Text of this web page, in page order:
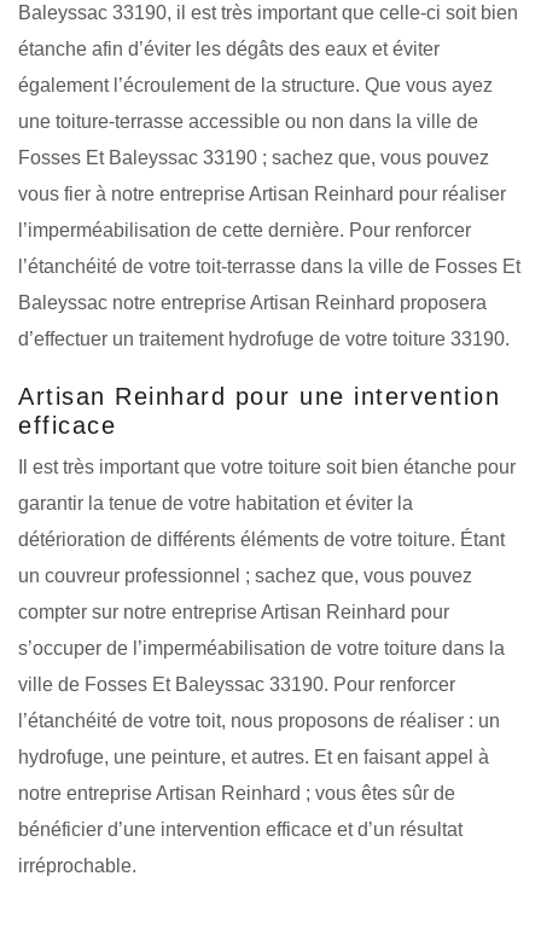
Baleyssac 33190, il est très important que celle-ci soit bien
étanche afin d’éviter les dégâts des eaux et éviter
également l’écroulement de la structure. Que vous ayez
une toiture-terrasse accessible ou non dans la ville de
Fosses Et Baleyssac 33190 ; sachez que, vous pouvez
vous fier à notre entreprise Artisan Reinhard pour réaliser
l’imperméabilisation de cette dernière. Pour renforcer
l’étanchéité de votre toit-terrasse dans la ville de Fosses Et
Baleyssac notre entreprise Artisan Reinhard proposera
d’effectuer un traitement hydrofuge de votre toiture 33190.
Artisan Reinhard pour une intervention
efficace
Il est très important que votre toiture soit bien étanche pour
garantir la tenue de votre habitation et éviter la
détérioration de différents éléments de votre toiture. Étant
un couvreur professionnel ; sachez que, vous pouvez
compter sur notre entreprise Artisan Reinhard pour
s’occuper de l’imperméabilisation de votre toiture dans la
ville de Fosses Et Baleyssac 33190. Pour renforcer
l’étanchéité de votre toit, nous proposons de réaliser : un
hydrofuge, une peinture, et autres. Et en faisant appel à
notre entreprise Artisan Reinhard ; vous êtes sûr de
bénéficier d’une intervention efficace et d’un résultat
irréprochable.